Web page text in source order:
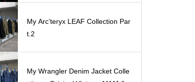
My Arc’teryx LEAF Collection Par
t.2
My Wrangler Denim Jacket Colle